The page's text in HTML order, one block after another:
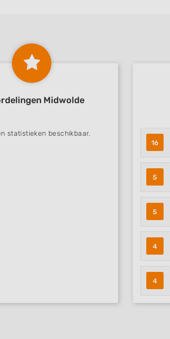
Midwolde
statistieken beschikbaar.
16
5
5
4
4